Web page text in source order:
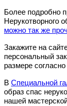
Более подробно
Нерукотворного
можно так же
Закажите на
персональный
размере
В Специальной
образ спас
нашей